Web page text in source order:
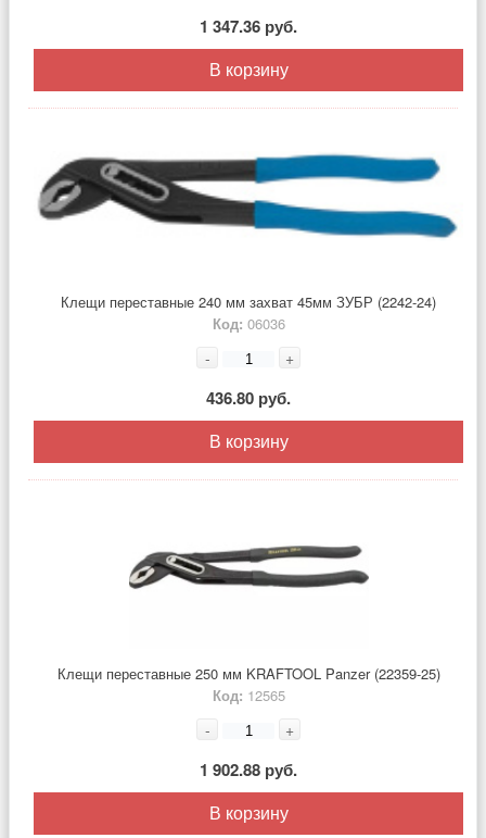
1 347.36 руб.
В корзину
Клещи переставные 240 мм захват 45мм ЗУБР (2242-24)
Код: 06036
- +
436.80 руб.
В корзину
Клещи переставные 250 мм KRAFTOOL Panzer (22359-25)
Код: 12565
- +
1 902.88 руб.
В корзину